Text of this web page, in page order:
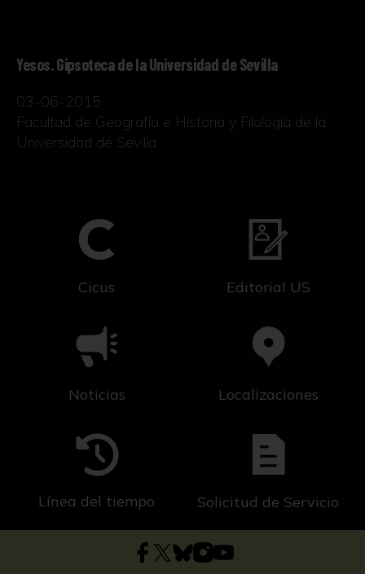
Yesos. Gipsoteca de la Universidad de Sevilla
03-06-2015
Facultad de Geografía e Historia y Filología de la
Universidad de Sevilla
Cicus Editorial US
Noticias Localizaciones
Línea del tiempo Solicitud de Servicio